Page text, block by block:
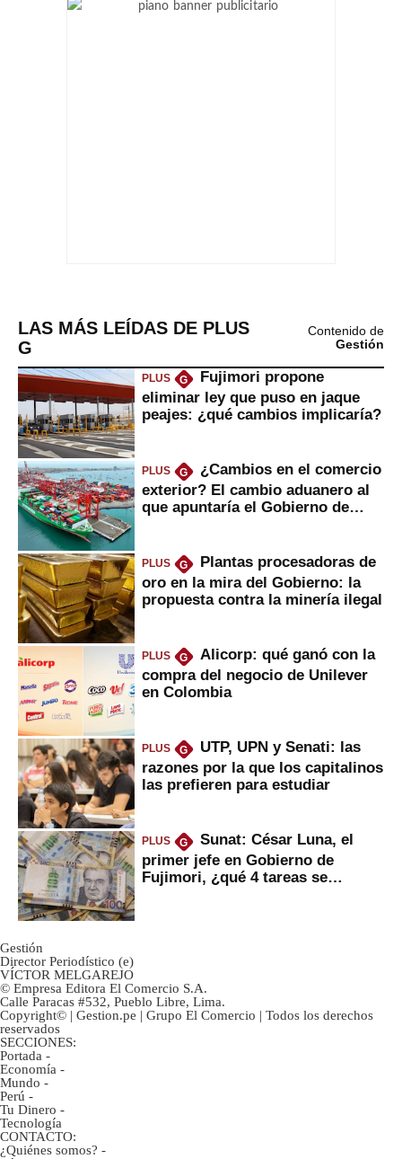
LAS MÁS LEÍDAS DE PLUS
G
Contenido de
Gestión
PLUS G
Fujimori propone
eliminar ley que puso en jaque
peajes: ¿qué cambios implicaría?
PLUS G
¿Cambios en el comercio
exterior? El cambio aduanero al
que apuntaría el Gobierno de
PLUS G
Plantas procesadoras de
oro en la mira del Gobierno: la
propuesta contra la minería ilegal
PLUS G
Alicorp: qué ganó con la
compra del negocio de Unilever
en Colombia
PLUS G
UTP, UPN y Senati: las
razones por la que los capitalinos
las prefieren para estudiar
PLUS G
Sunat: César Luna, el
primer jefe en Gobierno de
Fujimori, ¿qué 4 tareas se
Gestión
Director Periodístico (e)
VÍCTOR MELGAREJO
© Empresa Editora El Comercio S.A.
Calle Paracas #532, Pueblo Libre, Lima.
Copyright© | Gestion.pe | Grupo El Comercio | Todos los derechos
reservados
SECCIONES:
Portada -
Economía -
Mundo -
Perú -
Tu Dinero -
Tecnología
CONTACTO:
¿Quiénes somos? -